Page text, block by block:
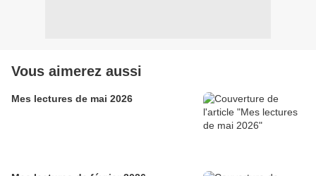
Vous aimerez aussi
Mes lectures de mai 2026